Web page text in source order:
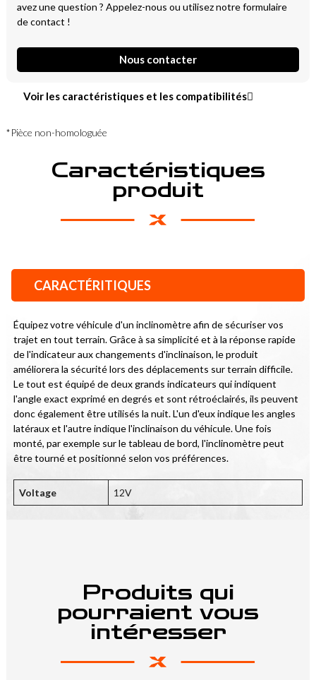
avez une question ? Appelez-nous ou utilisez notre formulaire
de contact !
Nous contacter
Voir les caractéristiques et les compatibilités
*Pièce non-homologuée
Caractéristiques
produit
CARACTÉRITIQUES
Équipez votre véhicule d'un inclinomètre afin de sécuriser vos
trajet en tout terrain. Grâce à sa simplicité et à la réponse rapide
de l'indicateur aux changements d'inclinaison, le produit
améliorera la sécurité lors des déplacements sur terrain difficile.
Le tout est équipé de deux grands indicateurs qui indiquent
l'angle exact exprimé en degrés et sont rétroéclairés, ils peuvent
donc également être utilisés la nuit. L'un d'eux indique les angles
latéraux et l'autre indique l'inclinaison du véhicule. Une fois
monté, par exemple sur le tableau de bord, l'inclinomètre peut
être tourné et positionné selon vos préférences.
Voltage 12V
Produits qui
pourraient vous
intéresser